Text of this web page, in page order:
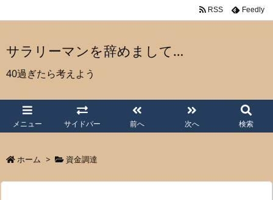
サラリーマンを辞めまして…
40過ぎたら考えよう
メニュー サイドバー 前へ 次へ 検索
RSS Feedly
ホーム > 資金調達